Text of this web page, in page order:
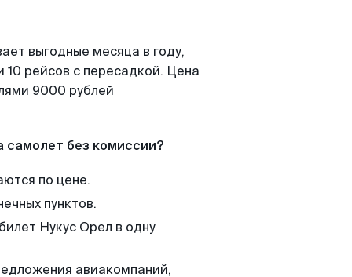
выгодные месяца в году,
рейсов с пересадкой. Цена
9000 рублей
самолет без комиссии?
по цене.
пунктов.
Нукус Орел в одну
авиакомпаний,